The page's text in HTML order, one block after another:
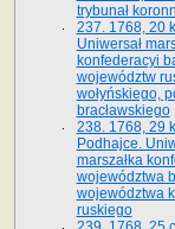
trybunał
237. 1768, 20
Uniwersał
konfederacyi
województw
wołyńskiego,
bracławskiego
238. 1768, 29
Podhajce.
marszałka
województwa
wo­jewództwa
ruskiego